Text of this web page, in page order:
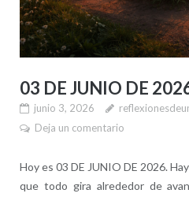
03 DE JUNIO DE
junio 3, 2026
Deja un comentario
Hoy es 03 DE JUNIO DE 2026.
que todo gira alrededor de